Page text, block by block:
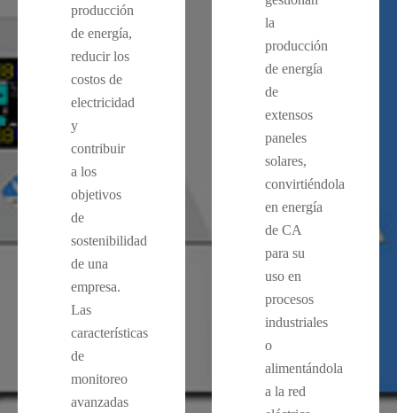
producción
de energía,
reducir los
costos de
electricidad
y
contribuir
a los
objetivos
de
sostenibilidad
de una
empresa.
Las
características
de
monitoreo
avanzadas
la
producción
de energía
de
extensos
paneles
solares,
convirtiéndola
en energía
de CA
para su
uso en
procesos
industriales
o
alimentándola
a la red